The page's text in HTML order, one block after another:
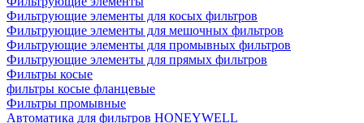
Фильтрующие элементы для косых фильтров
Фильтрующие элементы для мешочных фильтров
Фильтрующие элементы для промывных фильтров
Фильтрующие элементы для прямых фильтров
Фильтры косые
фильтры косые фланцевые
Фильтры промывные
Автоматика для фильтров HONEYWELL